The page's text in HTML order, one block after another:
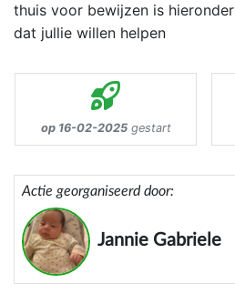
thuis voor bewijzen is hieronder
dat jullie willen helpen
op 16-02-2025gestart
Actie georganiseerd door:
Jannie Gabriele